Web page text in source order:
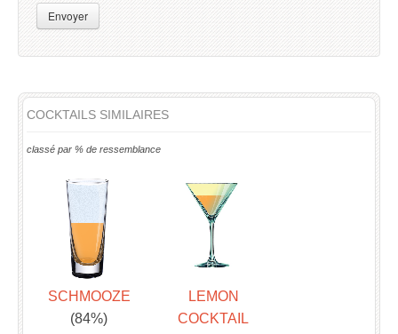
Envoyer
COCKTAILS SIMILAIRES
classé par % de ressemblance
SCHMOOZE
(84%)
LEMON
COCKTAIL